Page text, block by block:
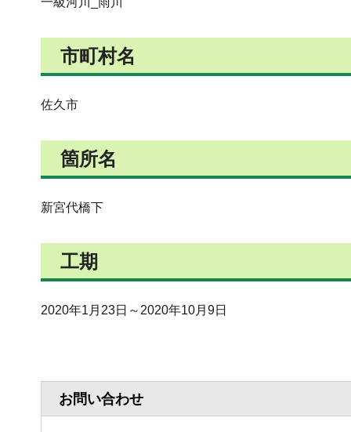
市町村名
佐久市
箇所名
新宮代橋下
工期
2020年1月23日～2020年10月9日
お問い合わせ